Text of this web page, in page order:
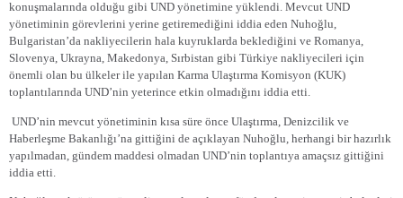
konuşmalarında olduğu gibi UND yönetimine yüklendi. Mevcut UND
yönetiminin görevlerini yerine getiremediğini iddia eden Nuhoğlu,
Bulgaristan’da nakliyecilerin hala kuyruklarda beklediğini ve Romanya,
Slovenya, Ukrayna, Makedonya, Sırbistan gibi Türkiye nakliyecileri için
önemli olan bu ülkeler ile yapılan Karma Ulaştırma Komisyon (KUK)
toplantılarında UND’nin yeterince etkin olmadığını iddia etti.
UND’nin mevcut yönetiminin kısa süre önce Ulaştırma, Denizcilik ve
Haberleşme Bakanlığı’na gittiğini de açıklayan Nuhoğlu, herhangi bir hazırlık
yapılmadan, gündem maddesi olmadan UND’nin toplantıya amaçsız gittiğini
iddia etti.